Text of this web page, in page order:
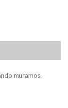
muramos,